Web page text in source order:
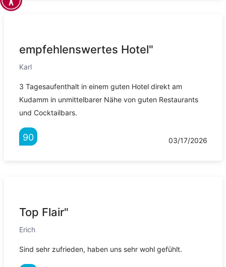
empfehlenswertes Hotel"
Karl
3 Tagesaufenthalt in einem guten Hotel direkt am
Kudamm in unmittelbarer Nähe von guten Restaurants
und Cocktailbars.
90 03/17/2026
Top Flair"
Erich
Sind sehr zufrieden, haben uns sehr wohl gefühlt.